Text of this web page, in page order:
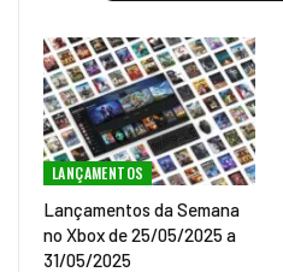
LANÇAMENTOS
Lançamentos da Semana
no Xbox de 25/05/2025 a
31/05/2025